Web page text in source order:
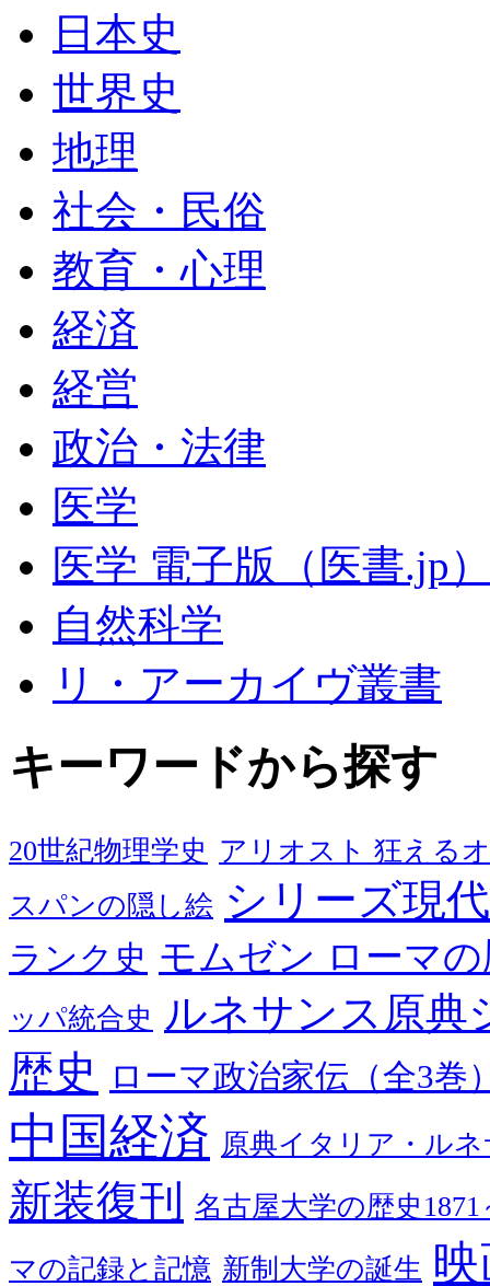
日本史
世界史
地理
社会・民俗
教育・心理
経済
経営
政治・法律
医学
医学 電子版（医書.jp
自然科学
リ・アーカイヴ叢書
キーワードから探す
20世紀物理学史 アリオスト 狂える
スパンの隠し絵 シリーズ現
ランク史 モムゼン ローマ
ッパ統合史 ルネサンス原典
歴史 ローマ政治家伝（全3巻
中国経済 原典イタリア・ル
新装復刊 名古屋大学の歴史1871
マの記録と記憶 新制大学の誕生